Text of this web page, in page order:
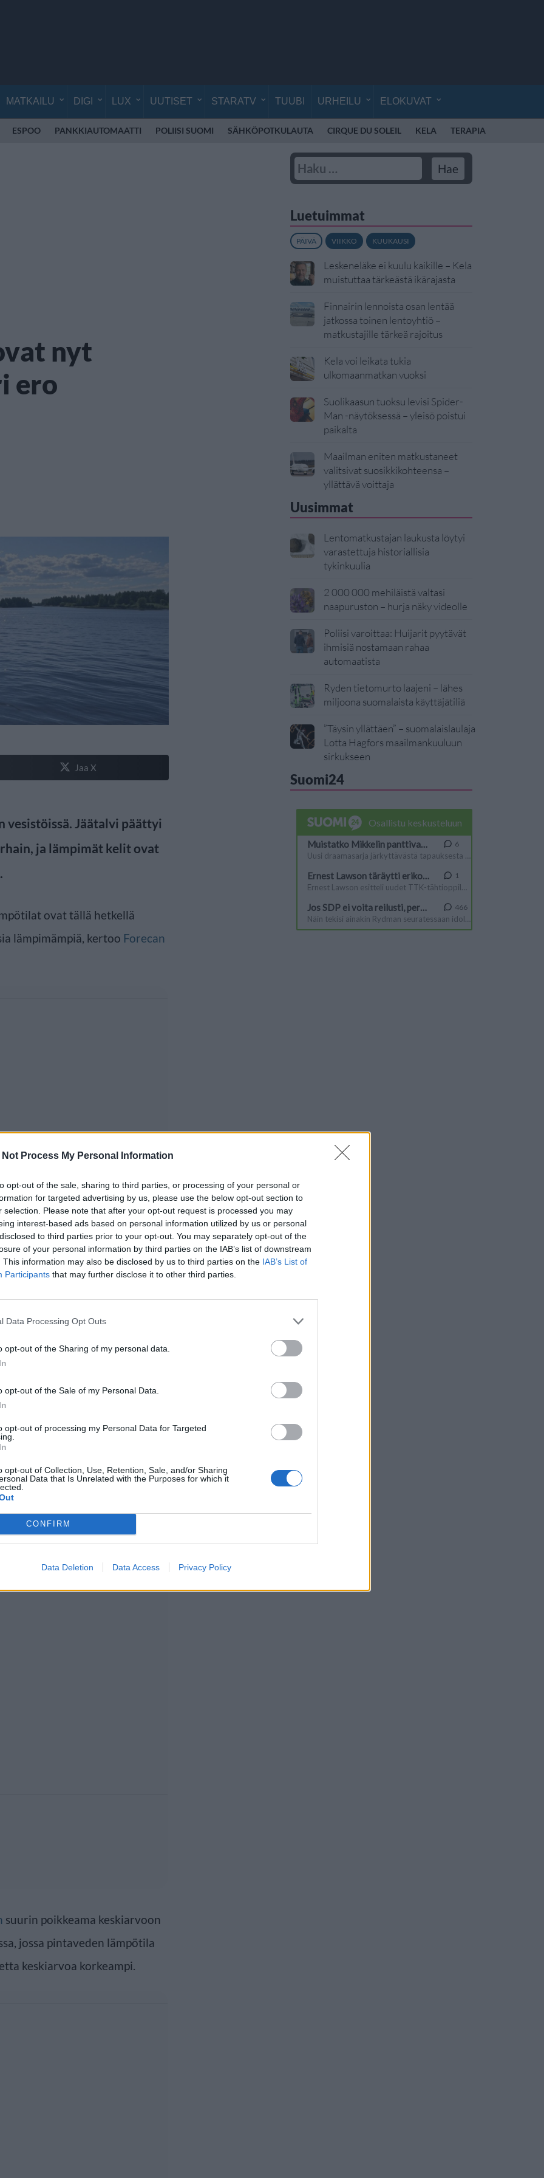
Not Process My Personal Information
opt-out of the sale, sharing to third parties, or processing of your personal or
for targeted advertising by us, please use the below opt-out section to
selection. Please note that after your opt-out request is processed you may
interest-based ads based on personal information utilized by us or personal
to third parties prior to your opt-out. You may separately opt-out of the
of your personal information by third parties on the IAB’s list of downstream
This information may also be disclosed by us to third parties on the IAB’s List of
Participants that may further disclose it to other third parties.
Data Processing Opt Outs
opt-out of the Sharing of my personal data.
opt-out of the Sale of my Personal Data.
opt-out of processing my Personal Data for Targeted
opt-out of Collection, Use, Retention, Sale, and/or Sharing
Data that Is Unrelated with the Purposes for which it
CONFIRM
Data Deletion Data Access Privacy Policy
MATKAILU DIGI LUX UUTISET STARATV TUUBI URHEILU ELOKUVAT
ESPOO PANKKIAUTOMAATTI POLIISI SUOMI SÄHKÖPOTKULAUTA CIRQUE DU SOLEIL KELA TERAPIA
nyt
ero
Jaa X
vesistöissä. Jäätalvi päättyi
ja lämpimät kelit ovat
ovat tällä hetkellä
lämpimämpiä, kertoo Forecan
toukokuuta tehdyissä
8-12 astetta.
muutamilla havaintopaikoilla,
suurin poikkeama keskiarvoon
jossa pintaveden lämpötila
keskiarvoa korkeampi.
Luetuimmat
PÄIVÄ VIIKKO KUUKAUSI
Leskeneläke ei kuulu kaikille – Kela
muistuttaa tärkeästä ikärajasta
Finnairin lennoista osan lentää
jatkossa toinen lentoyhtiö –
matkustajille tärkeä rajoitus
Kela voi leikata tukia
ulkomaanmatkan vuoksi
Suolikaasun tuoksu levisi Spider-
Man -näytöksessä – yleisö poistui
paikalta
Maailman eniten matkustaneet
valitsivat suosikkikohteensa –
yllättävä voittaja
Uusimmat
Lentomatkustajan laukusta löytyi
varastettuja historiallisia
tykinkuulia
2 000 000 mehiläistä valtasi
naapuruston – hurja näky videolle
Poliisi varoittaa: Huijarit pyytävät
ihmisiä nostamaan rahaa
automaatista
Ryden tietomurto laajeni – lähes
miljoona suomalaista käyttäjätiliä
”Täysin yllättäen” – suomalaislaulaja
Lotta Hagfors maailmankuuluun
sirkukseen
Suomi24